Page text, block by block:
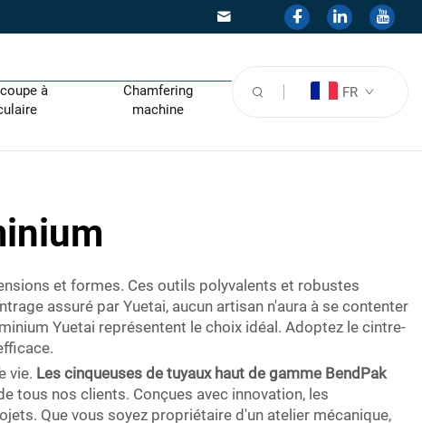
à
Chamfering
machine
FR
et formes. Ces outils polyvalents et robustes
assuré par Yuetai, aucun artisan n'aura à se contenter
Yuetai représentent le choix idéal. Adoptez le cintre-
vie. Les cinqueuses de tuyaux haut de gamme BendPak
tous nos clients. Conçues avec innovation, les
Que vous soyez propriétaire d'un atelier mécanique,